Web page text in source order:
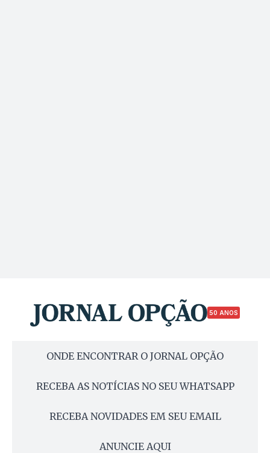
50 ANOS
ONDE ENCONTRAR O JORNAL OPÇÃO
RECEBA AS NOTÍCIAS NO SEU WHATSAPP
RECEBA NOVIDADES EM SEU EMAIL
ANUNCIE AQUI